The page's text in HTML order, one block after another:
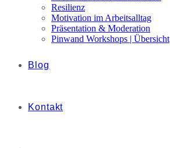
Resilienz
Motivation im Arbeitsalltag
Präsentation & Moderation
Pinwand Workshops | Übersicht
Blog
Kontakt